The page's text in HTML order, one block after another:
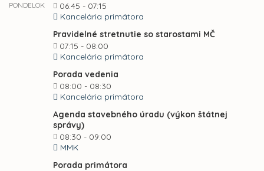
PONDELOK
06:45 - 07:15
Kancelária primátora
Pravidelné stretnutie so starostami MČ
07:15 - 08:00
Kancelária primátora
Porada vedenia
08:00 - 08:30
Kancelária primátora
Agenda stavebného úradu (výkon štátnej
správy)
08:30 - 09:00
MMK
Porada primátora